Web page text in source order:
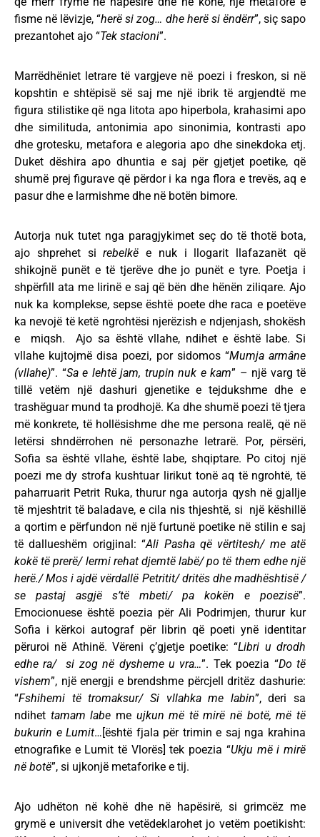
fisme në lëvizje, “herë si zog… dhe herë si ëndërr”, siç sapo
prezantohet ajo “Tek stacioni”.
Marrëdhëniet letrare të vargjeve në poezi i freskon, si në
kopshtin e shtëpisë së saj me një ibrik të argjendtë me
figura stilistike që nga litota apo hiperbola, krahasimi apo
dhe similituda, antonimia apo sinonimia, kontrasti apo
dhe grotesku, metafora e alegoria apo dhe sinekdoka etj.
Duket dëshira apo dhuntia e saj për gjetjet poetike, që
shumë prej figurave që përdor i ka nga flora e trevës, aq e
pasur dhe e larmishme dhe në botën bimore.
Autorja nuk tutet nga paragjykimet seç do të thotë bota,
ajo shprehet sirebelkë e nuk i llogarit llafazanët që
shikojnë punët e të tjerëve dhe jo punët e tyre. Poetja i
shpërfill ata me lirinë e saj që bën dhe hënën ziliqare. Ajo
nuk ka komplekse, sepse është poete dhe raca e poetëve
ka nevojë të ketë ngrohtësi njerëzish e ndjenjash, shokësh
e miqsh. Ajo sa është vllahe, ndihet e është labe. Si
vllahe kujtojmë disa poezi, por sidomos “Mumja armâne
(vllahe)”. “Sa e lehtë jam, trupin nuk e kam” – një varg të
tillë vetëm një dashuri gjenetike e tejdukshme dhe e
trashëguar mund ta prodhojë. Ka dhe shumë poezi të tjera
më konkrete, të hollësishme dhe me persona realë, që në
letërsi shndërrohen në personazhe letrarë. Por, përsëri,
Sofia sa është vllahe, është labe, shqiptare. Po citoj një
poezi me dy strofa kushtuar lirikut tonë aq të ngrohtë, të
paharruarit Petrit Ruka, thurur nga autorja qysh në gjallje
të mjeshtrit të baladave, e cila nis thjeshtë, si një këshillë
a qortim e përfundon në një furtunë poetike në stilin e saj
të dallueshëm origjinal: “Ali Pasha që vërtitesh/ me atë
kokë të prerë/ lermi rehat djemtë labë/ po të them edhe një
herë./ Mos i ajdë vërdallë Petritit/ dritës dhe madhështisë /
se pastaj asgjë s’të mbeti/ pa kokën e poezisë”.
Emocionuese është poezia për Ali Podrimjen, thurur kur
Sofia i kërkoi autograf për librin që poeti ynë identitar
përuroi në Athinë. Vëreni ç’gjetje poetike: “Libri u drodh
edhe ra/ si zog në dysheme u vra…”. Tek poezia “Do të
vishem”, një energji e brendshme përcjell dritëz dashurie:
“Fshihemi të tromaksur/ Si vllahka me labin”, deri sa
ndihet tamam labe me ujkun më të mirë në botë, më të
bukurin e Lumit…[është fjala për trimin e saj nga krahina
etnografike e Lumit të Vlorës] tek poezia “Ukju më i mirë
në botë”, si ujkonjë metaforike e tij.
Ajo udhëton në kohë dhe në hapësirë, si grimcëz me
grymë e universit dhe vetëdeklarohet jo vetëm poetikisht: